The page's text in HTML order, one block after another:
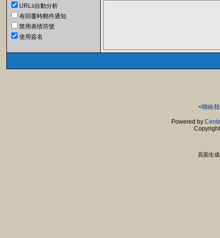
URLs自動分析
有回覆時郵件通知
禁用表情符號
使用簽名
<聯絡
Powered by
頁面生